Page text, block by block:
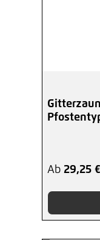
Ab 29,25